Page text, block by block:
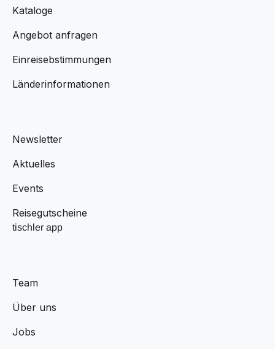
Kataloge
Angebot anfragen
Einreisebstimmungen
Länderinformationen
Newsletter
Aktuelles
Events
Reisegutscheine
tischler app
Team
Über uns
Jobs